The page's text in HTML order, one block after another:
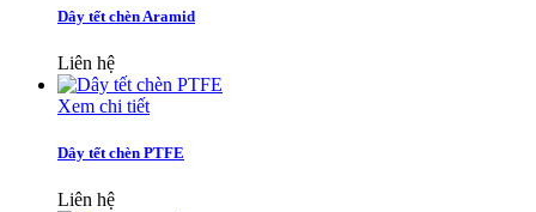
Dây tết chèn Aramid
Liên hệ
Xem chi tiết
Dây tết chèn PTFE
Liên hệ